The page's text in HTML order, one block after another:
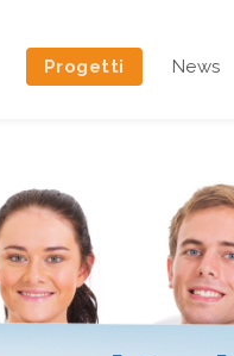
Progetti News